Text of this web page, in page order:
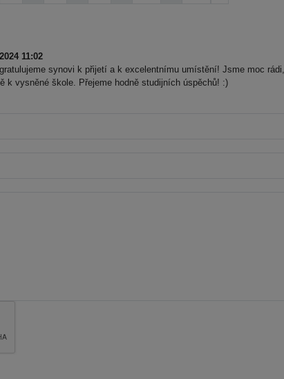
11:02
synovi k přijetí a k excelentnímu umístění! Jsme moc
k vysněné škole. Přejeme hodně studijních úspěchů! :)